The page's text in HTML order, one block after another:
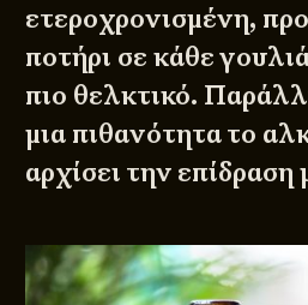
ετεροχρονισμένη,
ποτήρι σε κάθε
πιο θελκτικό.
μια πιθανότητα το
αρχίσει την επίδραση